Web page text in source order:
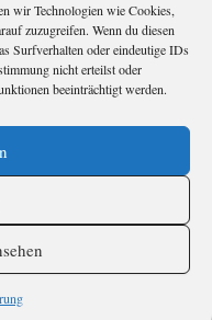
wir Technologien wie Cookies,
zuzugreifen. Wenn du diesen
Surfverhalten oder eindeutige IDs
nicht erteilst oder
beeinträchtigt werden.